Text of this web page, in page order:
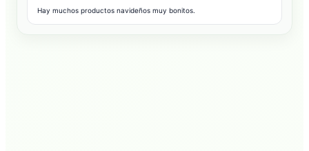
Hay muchos productos navideños muy bonitos.